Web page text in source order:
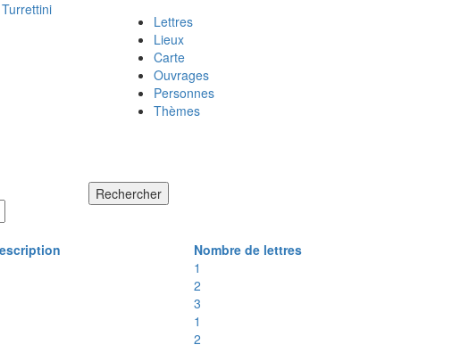
Lettres
Lieux
Carte
Ouvrages
Personnes
Thèmes
Rechercher
Nombre de lettres
1
2
3
1
2